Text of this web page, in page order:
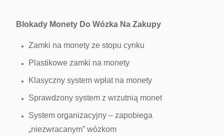
Blokady Monety Do Wózka Na Zakupy
Zamki na monety ze stopu cynku
Plastikowe zamki na monety
Klasyczny system wpłat na monety
Sprawdzony system z wrzutnią monet
System organizacyjny – zapobiega
„niezwracanym” wózkom